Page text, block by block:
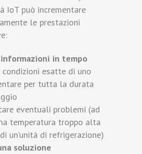
IoT può incrementare
le prestazioni
informazioni in tempo
esatte di uno
per tutta la durata
eventuali problemi (ad
temperatura troppo alta
un’unità di refrigerazione)
soluzione